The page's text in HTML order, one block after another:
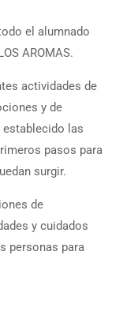
el alumnado
AROMAS.
actividades de
y de
las
pasos para
surgir.
de
y cuidados
personas para